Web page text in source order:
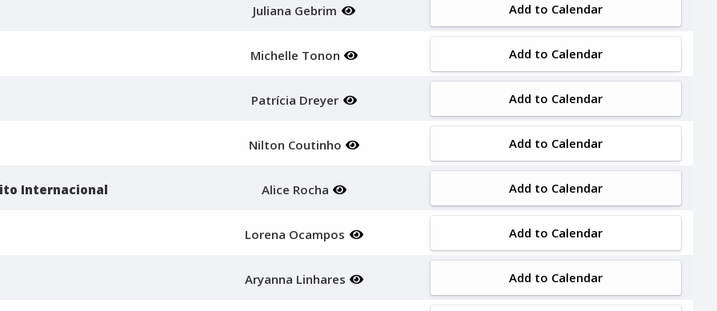
Juliana Gebrim Add to Calendar
Michelle Tonon Add to Calendar
Patrícia Dreyer Add to Calendar
Nilton Coutinho Add to Calendar
Internacional Alice Rocha Add to Calendar
Lorena Ocampos Add to Calendar
Aryanna Linhares Add to Calendar